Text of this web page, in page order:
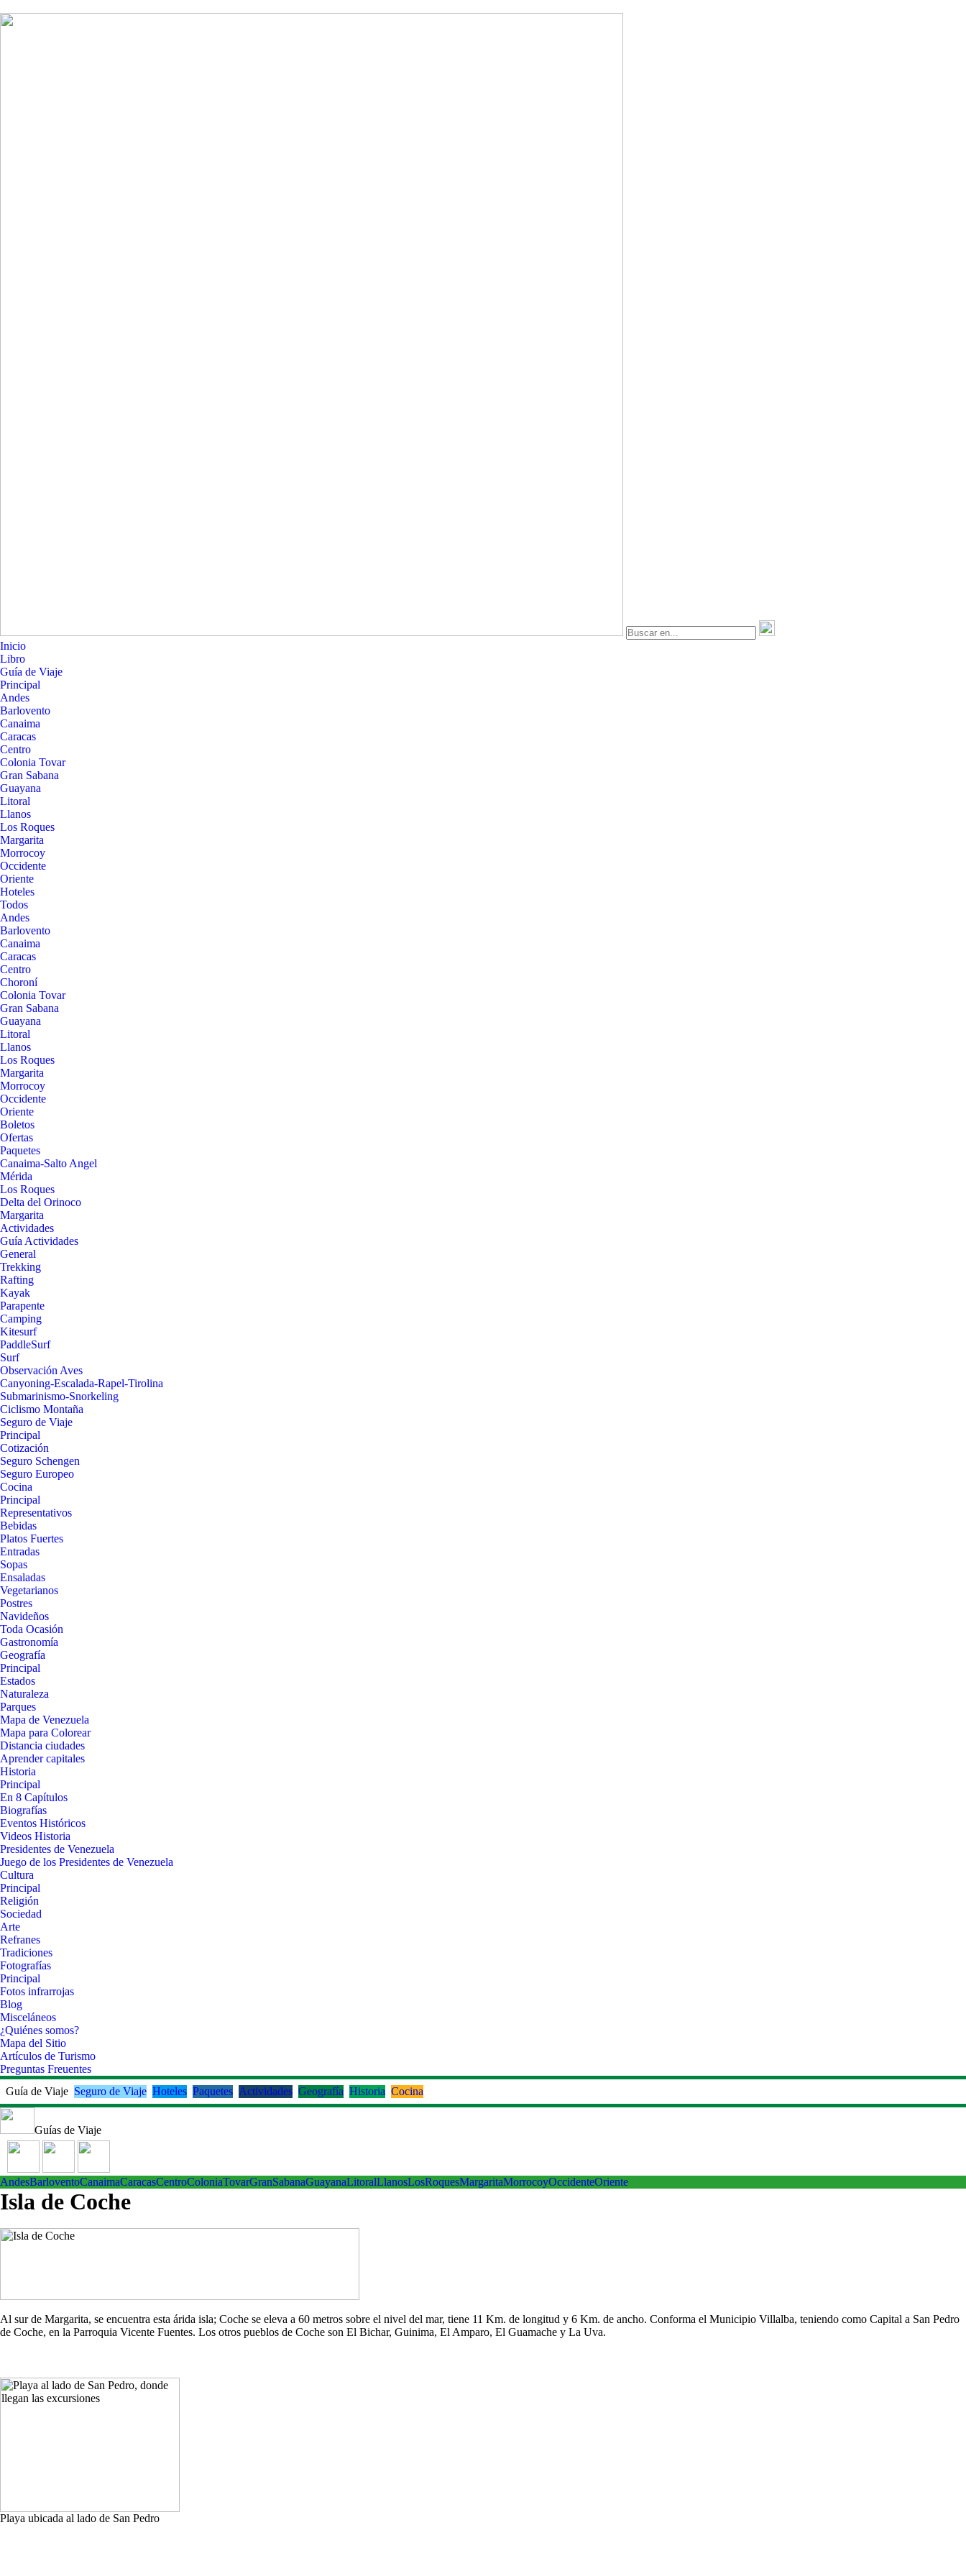
Inicio
Libro
Guía de Viaje
Principal
Andes
Barlovento
Canaima
Caracas
Centro
Colonia Tovar
Gran Sabana
Guayana
Litoral
Llanos
Los Roques
Margarita
Morrocoy
Occidente
Oriente
Hoteles
Todos
Andes
Barlovento
Canaima
Caracas
Centro
Choroní
Colonia Tovar
Gran Sabana
Guayana
Litoral
Llanos
Los Roques
Margarita
Morrocoy
Occidente
Oriente
Boletos
Ofertas
Paquetes
Canaima-Salto Angel
Mérida
Los Roques
Delta del Orinoco
Margarita
Actividades
Guía Actividades
General
Trekking
Rafting
Kayak
Parapente
Camping
Kitesurf
PaddleSurf
Surf
Observación Aves
Canyoning-Escalada-Rapel-Tirolina
Submarinismo-Snorkeling
Ciclismo Montaña
Seguro de Viaje
Principal
Cotización
Seguro Schengen
Seguro Europeo
Cocina
Principal
Representativos
Bebidas
Platos Fuertes
Entradas
Sopas
Ensaladas
Vegetarianos
Postres
Navideños
Toda Ocasión
Gastronomía
Geografía
Principal
Estados
Naturaleza
Parques
Mapa de Venezuela
Mapa para Colorear
Distancia ciudades
Aprender capitales
Historia
Principal
En 8 Capítulos
Biografías
Eventos Históricos
Videos Historia
Presidentes de Venezuela
Juego de los Presidentes de Venezuela
Cultura
Principal
Religión
Sociedad
Arte
Refranes
Tradiciones
Fotografías
Principal
Fotos infrarrojas
Blog
Misceláneos
¿Quiénes somos?
Mapa del Sitio
Artículos de Turismo
Preguntas Freuentes
Guía de Viaje Seguro de Viaje Hoteles Paquetes Actividades Geografía Historia Cocina
Guías de Viaje
AndesBarloventoCanaimaCaracasCentroColoniaTovarGranSabanaGuayanaLitoralLlanosLosRoquesMargaritaMorrocoyOccidenteOriente
Isla de Coche
Al sur de Margarita, se encuentra esta árida isla; Coche se eleva a 60 metros sobre el nivel del mar, tiene 11 Km. de longitud y 6 Km. de ancho. Conforma el Municipio Villalba, teniendo como Capital a San Pedro
de Coche, en la Parroquia Vicente Fuentes. Los otros pueblos de Coche son El Bichar, Guinima, El Amparo, El Guamache y La Uva.
Playa ubicada al lado de San Pedro